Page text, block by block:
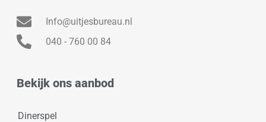
Info@uitjesbureau.nl
040 - 760 00 84
Bekijk ons aanbod
Dinerspel